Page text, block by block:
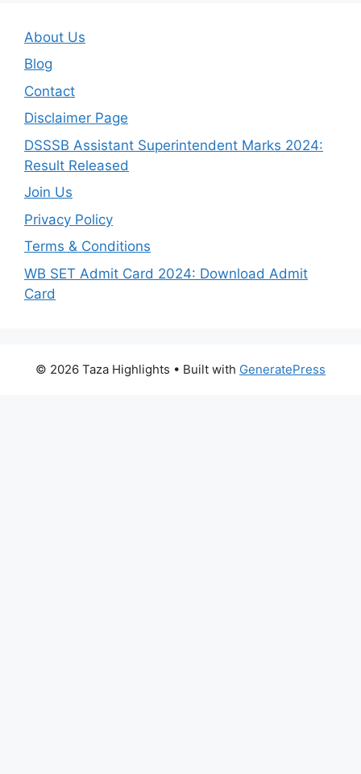
About Us
Blog
Contact
Disclaimer Page
DSSSB Assistant Superintendent Marks 2024:
Result Released
Join Us
Privacy Policy
Terms & Conditions
WB SET Admit Card 2024: Download Admit
Card
© 2026 Taza Highlights • Built with GeneratePress